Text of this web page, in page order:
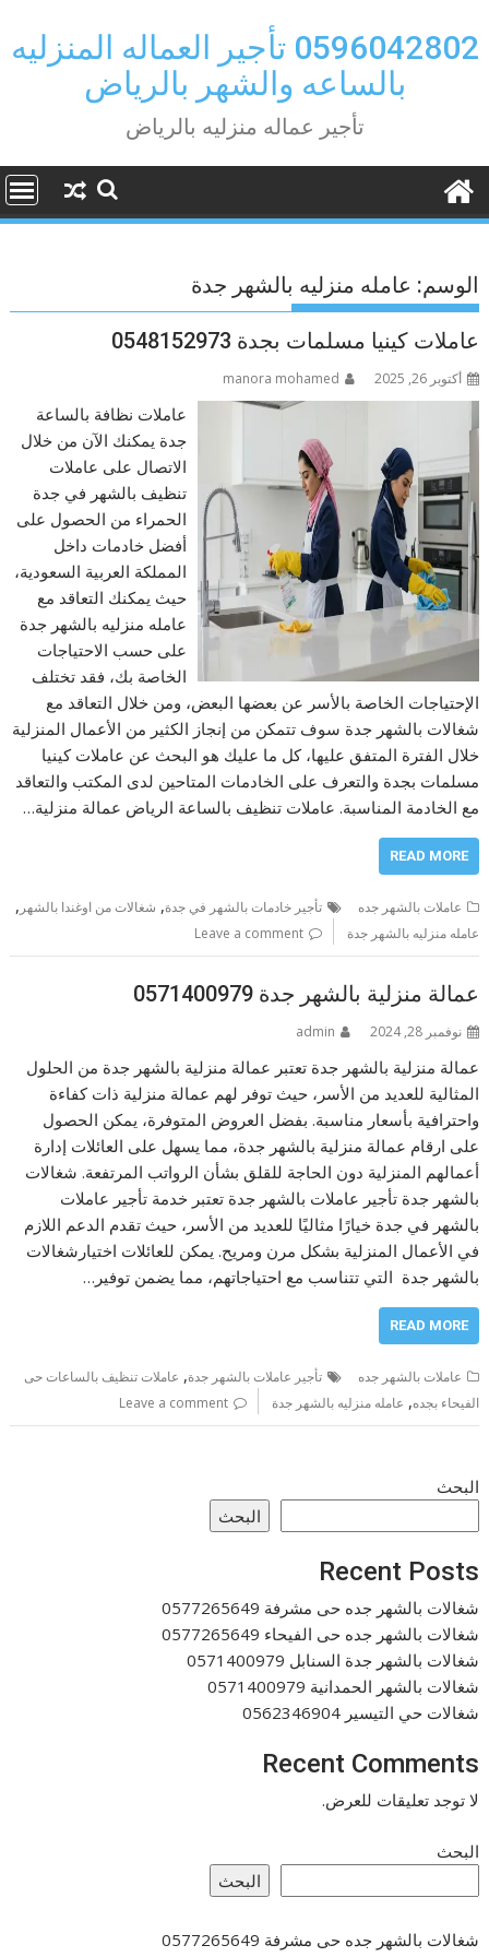
to
content
0596042802 تأجير العماله المنزليه
بالساعه والشهر بالرياض
تأجير عماله منزليه بالرياض
الوسم: عامله منزليه بالشهر جدة
عاملات كينيا مسلمات بجدة 0548152973
أكتوبر 26, 2025 manora mohamed
عاملات نظافة بالساعة
جدة يمكنك الآن من خلال
الاتصال على عاملات
تنظيف بالشهر في جدة
الحمراء من الحصول على
أفضل خادمات داخل
المملكة العربية السعودية،
حيث يمكنك التعاقد مع
عامله منزليه بالشهر جدة
على حسب الاحتياجات
الخاصة بك، فقد تختلف
الإحتياجات الخاصة بالأسر عن بعضها البعض، ومن خلال التعاقد مع
شغالات بالشهر جدة سوف تتمكن من إنجاز الكثير من الأعمال المنزلية
خلال الفترة المتفق عليها، كل ما عليك هو البحث عن عاملات كينيا
مسلمات بجدة والتعرف على الخادمات المتاحين لدى المكتب والتعاقد
مع الخادمة المناسبة. عاملات تنظيف بالساعة الرياض عمالة منزلية…
READ MORE
عاملات بالشهر جده تأجير خادمات بالشهر في جدة, شغالات من اوغندا بالشهر ,
عامله منزليه بالشهر جدة Leave a comment
عمالة منزلية بالشهر جدة 0571400979
نوفمبر 28, 2024 admin
عمالة منزلية بالشهر جدة تعتبر عمالة منزلية بالشهر جدة من الحلول
المثالية للعديد من الأسر، حيث توفر لهم عمالة منزلية ذات كفاءة
واحترافية بأسعار مناسبة. بفضل العروض المتوفرة، يمكن الحصول
على ارقام عمالة منزلية بالشهر جدة، مما يسهل على العائلات إدارة
أعمالهم المنزلية دون الحاجة للقلق بشأن الرواتب المرتفعة. شغالات
بالشهر جدة تأجير عاملات بالشهر جدة تعتبر خدمة تأجير عاملات
بالشهر في جدة خيارًا مثاليًا للعديد من الأسر، حيث تقدم الدعم اللازم
في الأعمال المنزلية بشكل مرن ومريح. يمكن للعائلات اختيارشغالات
بالشهر جدة التي تتناسب مع احتياجاتهم، مما يضمن توفير…
READ MORE
عاملات بالشهر جده تأجير عاملات بالشهر جدة, عاملات تنظيف بالساعات حى
الفيحاء بجده, عامله منزليه بالشهر جدة Leave a comment
البحث
البحث
Recent Posts
شغالات بالشهر جده حى مشرفة 0577265649
شغالات بالشهر جده حى الفيحاء 0577265649
شغالات بالشهر جدة السنابل 0571400979
شغالات بالشهر الحمدانية 0571400979
شغالات حي التيسير 0562346904
Recent Comments
لا توجد تعليقات للعرض.
البحث
البحث
شغالات بالشهر جده حى مشرفة 0577265649